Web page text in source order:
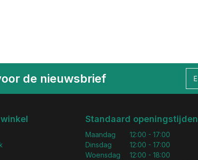
de nieuwsbrief
Standaard openingstijden
Maandag
Dinsdag
Woensdag
12:00 - 17:00
12:00 - 17:00
12:00 - 18:00